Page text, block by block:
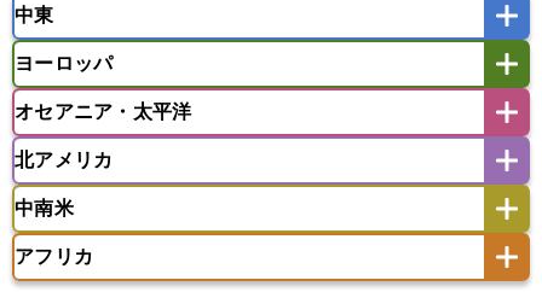
マレーシア
ミャンマー
ラオス人民民主共和国
東ティモール民主共和国
バングラデシュ
モルディブ
中東
アフガニスタン
イスラエル
ウズベキスタン
オマーン
カザフスタン
カタール
キプロス
キルギス
タジキスタン
バーレーン
ヨルダン レバノン
ヨーロッパ
アイスランド
アゼルバイジャン
イギリス
イタリア
ウクライナ
エストニア
オランダ
オーストリア
ギリシャ
オセアニア・太平洋
アメリカ領サモア
サモア独立国
ソロモン諸島
タヒチ
ツバル
トンガ ナウル共和国
ニウエ
北アメリカ
バーミューダ諸島
中南米
アメリカ領バージン諸島
アフリカ